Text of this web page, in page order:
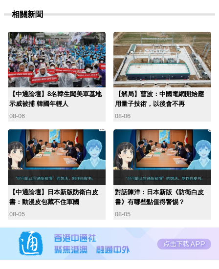
相關新聞
【中通論壇】8名韓生闖美軍基地
示威被捕 韓國年輕人
08-06
【解局】曹波：中國電網開始應
用量子技術，以後會不再
08-06
【中通論壇】日本新版防衛白皮
書：動漫皮包藏不住軍國
08-05
對話陳洋：日本新版《防衛白皮
書》有哪些點值得警惕？
08-05